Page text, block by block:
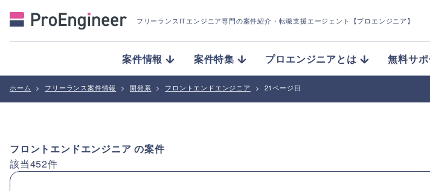
フリーランスITエンジニア専門の案件紹介 ・転職支援エージェント【プロエンジニア】
案件情報 案件特集 プロエンジニアとは 無料サ
ホーム > フリーランス案件情報 > 開発系 > フロントエンドエンジニア > 21ページ目
フロントエンドエンジニアの案件
該当452件